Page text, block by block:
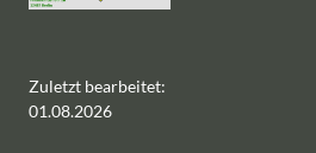
Zuletzt bearbeitet:
01.08.2026